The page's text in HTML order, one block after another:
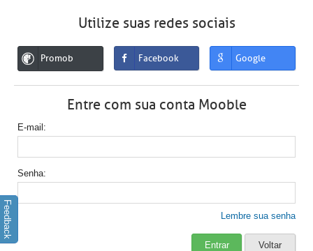
Utilize suas redes sociais
Promob Facebook Google
Entre com sua conta Mooble
E-mail
Senha
Lembre sua senha
Entrar Voltar
Feedback